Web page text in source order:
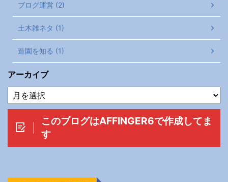
ブログ運営 (2)
土木雑ネタ (1)
造園を知る (1)
アーカイブ
このブログはAFFINGER6で作成してま
す